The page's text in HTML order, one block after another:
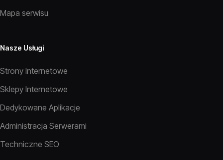
Mapa serwisu
Nasze Usługi
Strony Internetowe
Sklepy Internetowe
Dedykowane Aplikacje
Administracja Serwerami
Techniczne SEO